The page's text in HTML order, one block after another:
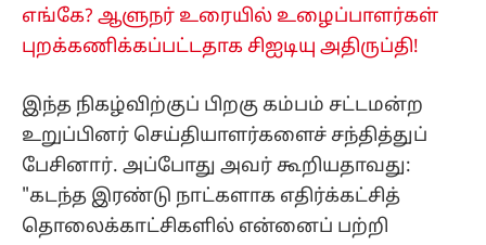
எங்கே? ஆளுநர் உரையில் உழைப்பாளர்கள்
புறக்கணிக்கப்பட்டதாக சிஐடியு அதிருப்தி!
​இந்த நிகழ்விற்குப் பிறகு கம்பம் சட்டமன்ற
உறுப்பினர் செய்தியாளர்களைச் சந்தித்துப்
பேசினார். அப்போது அவர் கூறியதாவது: ​
"கடந்த இரண்டு நாட்களாக எதிர்க்கட்சித்
தொலைக்காட்சிகளில் என்னைப் பற்றி